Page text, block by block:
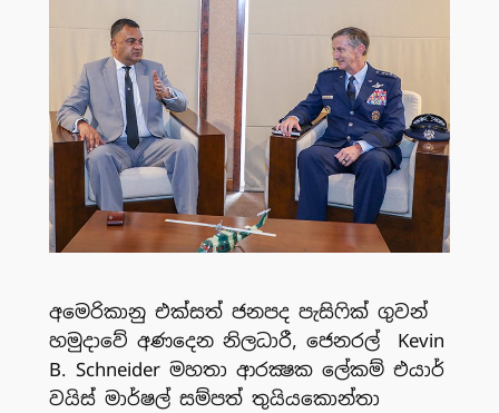
අමෙරිකානු එක්සත් ජනපද පැසිෆික් ගුවන්
හමුදාවේ අණදෙන නිලධාරී, ජෙනරල් Kevin
B. Schneider මහතා ආරක්‍ෂක ලේකම් එයාර්
වයිස් මාර්ෂල් සම්පත් තුයියකොන්තා